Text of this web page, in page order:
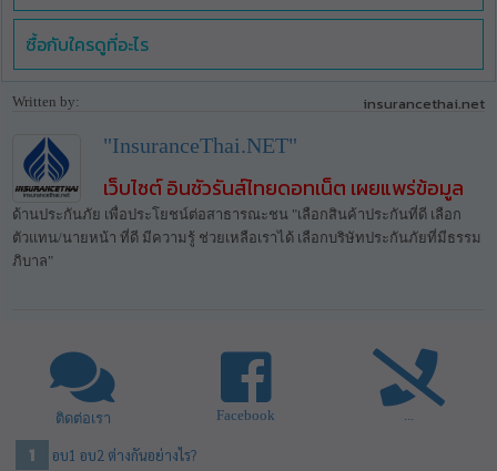
ซื้อกับใครดูที่อะไร
Written by: insurancethai.net
"InsuranceThai.NET"
เว็บไซต์ อินชัวรันส์ไทยดอทเน็ต เผยแพร่ข้อมูล
ด้านประกันภัย เพื่อประโยชน์ต่อสาธารณะชน "เลือกสินค้าประกันที่ดี เลือก
ตัวแทน/นายหน้า ที่ดี มีความรู้ ช่วยเหลือเราได้ เลือกบริษัทประกันภัยที่มีธรรม
ภิบาล"
ติดต่อเรา Facebook
อบ1 อบ2 ต่างกันอย่างไร?